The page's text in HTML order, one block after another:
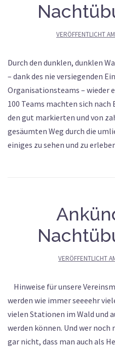
VERÖFFENTLICHT AM
Durch den dunklen, dunklen
– dank des nie versiegenden
Organisationsteams – wieder
100 Teams machten sich
den gut markierten und von
gesäumten Weg durch die
einiges zu sehen und zu
VERÖFFENTLICHT
Hinweise für unsere
werden wie immer seeeehr
vielen Stationen im Wald und
werden können. Und wer
gar nicht, dass man auch als